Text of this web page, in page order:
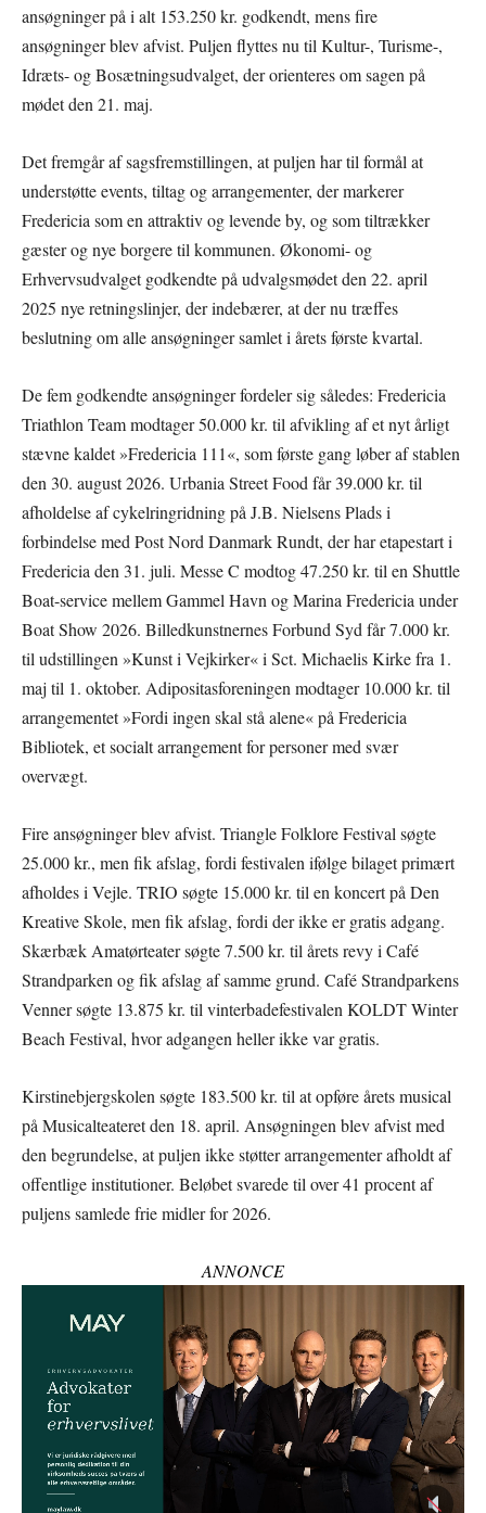
ansøgninger på i alt 153.250 kr. godkendt, mens fire
ansøgninger blev afvist. Puljen flyttes nu til Kultur-, Turisme-,
Idræts- og Bosætningsudvalget, der orienteres om sagen på
mødet den 21. maj.
Det fremgår af sagsfremstillingen, at puljen har til formål at
understøtte events, tiltag og arrangementer, der markerer
Fredericia som en attraktiv og levende by, og som tiltrækker
gæster og nye borgere til kommunen. Økonomi- og
Erhvervsudvalget godkendte på udvalgsmødet den 22. april
2025 nye retningslinjer, der indebærer, at der nu træffes
beslutning om alle ansøgninger samlet i årets første kvartal.
De fem godkendte ansøgninger fordeler sig således: Fredericia
Triathlon Team modtager 50.000 kr. til afvikling af et nyt årligt
stævne kaldet »Fredericia 111«, som første gang løber af stablen
den 30. august 2026. Urbania Street Food får 39.000 kr. til
afholdelse af cykelringridning på J.B. Nielsens Plads i
forbindelse med Post Nord Danmark Rundt, der har etapestart i
Fredericia den 31. juli. Messe C modtog 47.250 kr. til en Shuttle
Boat-service mellem Gammel Havn og Marina Fredericia under
Boat Show 2026. Billedkunstnernes Forbund Syd får 7.000 kr.
til udstillingen »Kunst i Vejkirker« i Sct. Michaelis Kirke fra 1.
maj til 1. oktober. Adipositasforeningen modtager 10.000 kr. til
arrangementet »Fordi ingen skal stå alene« på Fredericia
Bibliotek, et socialt arrangement for personer med svær
overvægt.
Fire ansøgninger blev afvist. Triangle Folklore Festival søgte
25.000 kr., men fik afslag, fordi festivalen ifølge bilaget primært
afholdes i Vejle. TRIO søgte 15.000 kr. til en koncert på Den
Kreative Skole, men fik afslag, fordi der ikke er gratis adgang.
Skærbæk Amatørteater søgte 7.500 kr. til årets revy i Café
Strandparken og fik afslag af samme grund. Café Strandparkens
Venner søgte 13.875 kr. til vinterbadefestivalen KOLDT Winter
Beach Festival, hvor adgangen heller ikke var gratis.
Kirstinebjergskolen søgte 183.500 kr. til at opføre årets musical
på Musicalteateret den 18. april. Ansøgningen blev afvist med
den begrundelse, at puljen ikke støtter arrangementer afholdt af
offentlige institutioner. Beløbet svarede til over 41 procent af
puljens samlede frie midler for 2026.
ANNONCE